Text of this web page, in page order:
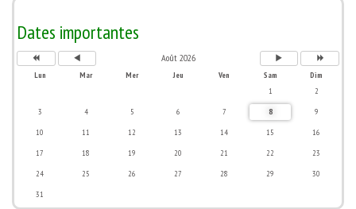
Dates importantes
e
p
r
é
c
é
p
r
é
c
é
u
i
v
a
n
t
e
i
v
a
n
Août 2026
Lun Mar Mer Jeu Ven Sam
Dim
1
2
3
4 5 6 7 8
9
10
11 12 13 14 15
16
17
18 19 20 21 22
23
24
25 26 27 28 29
30
31